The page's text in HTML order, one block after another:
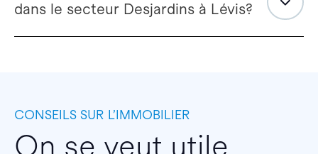
dans le secteur Desjardins à Lévis?
CONSEILS SUR L’IMMOBILIER
On se veut utile